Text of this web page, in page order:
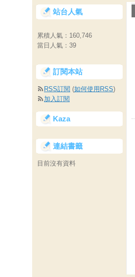
站台人氣
累積人氣： 160,746
當日人氣： 39
訂閱本站
RSS訂閱 (如何使用RSS)
加入訂閱
Kaza
連結書籤
目前沒有資料